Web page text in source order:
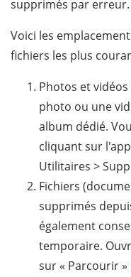
supprimés par erreur.
Voici les
fichiers les plus
Photos et
photo ou une
album dédié.
cliquant sur
Utilitaires >
Fichiers
supprimés
également
temporaire.
sur « Parcourir